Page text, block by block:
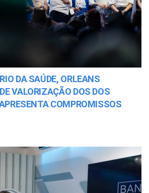
DA SAÚDE, ORLEANS
VALORIZAÇÃO DOS DOS
COMPROMISSOS